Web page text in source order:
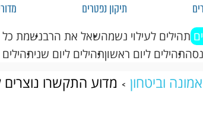
תיקון נפטרים
תהילים לעילוי נשמהשאל את הרבנשמת כל
תהילים ליום ראשוןתהילים ליום שני
אמונה וביטחון
מדוע התקשרו